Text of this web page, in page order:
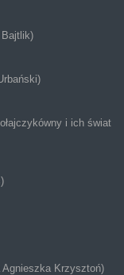
i ich świat
Krzysztoń)